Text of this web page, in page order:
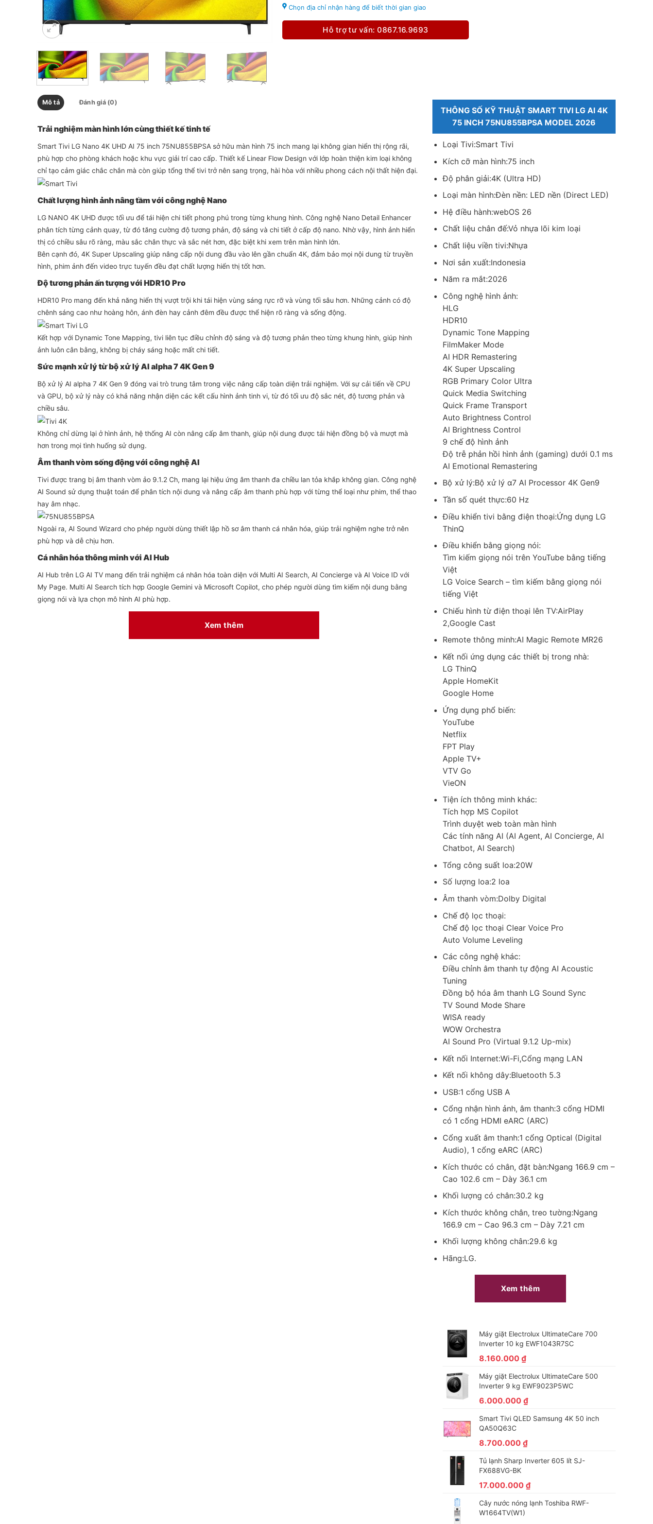
Chọn địa chỉ nhận hàng để biết thời gian giao
Hỗ trợ tư vấn: 0867.16.9693
Mô tả Đánh giá (0)
Trải nghiệm màn hình lớn cùng thiết kế tinh tế
Smart Tivi LG Nano 4K UHD AI 75 inch 75NU855BPSA sở hữu màn hình 75 inch mang lại không gian hiển thị rộng rãi,
phù hợp cho phòng khách hoặc khu vực giải trí cao cấp. Thiết kế Linear Flow Design với lớp hoàn thiện kim loại không
chỉ tạo cảm giác chắc chắn mà còn giúp tổng thể tivi trở nên sang trọng, hài hòa với nhiều phong cách nội thất hiện đại.
Chất lượng hình ảnh nâng tầm với công nghệ Nano
LG NANO 4K UHD được tối ưu để tái hiện chi tiết phong phú trong từng khung hình. Công nghệ Nano Detail Enhancer
phân tích từng cảnh quay, từ đó tăng cường độ tương phản, độ sáng và chi tiết ở cấp độ nano. Nhờ vậy, hình ảnh hiển
thị có chiều sâu rõ ràng, màu sắc chân thực và sắc nét hơn, đặc biệt khi xem trên màn hình lớn.
Bên cạnh đó, 4K Super Upscaling giúp nâng cấp nội dung đầu vào lên gần chuẩn 4K, đảm bảo mọi nội dung từ truyền
hình, phim ảnh đến video trực tuyến đều đạt chất lượng hiển thị tốt hơn.
Độ tương phản ấn tượng với HDR10 Pro
HDR10 Pro mang đến khả năng hiển thị vượt trội khi tái hiện vùng sáng rực rỡ và vùng tối sâu hơn. Những cảnh có độ
chênh sáng cao như hoàng hôn, ánh đèn hay cảnh đêm đều được thể hiện rõ ràng và sống động.
Kết hợp với Dynamic Tone Mapping, tivi liên tục điều chỉnh độ sáng và độ tương phản theo từng khung hình, giúp hình
ảnh luôn cân bằng, không bị cháy sáng hoặc mất chi tiết.
Sức mạnh xử lý từ bộ xử lý AI alpha 7 4K Gen 9
Bộ xử lý AI alpha 7 4K Gen 9 đóng vai trò trung tâm trong việc nâng cấp toàn diện trải nghiệm. Với sự cải tiến về CPU
và GPU, bộ xử lý này có khả năng nhận diện các kết cấu hình ảnh tinh vi, từ đó tối ưu độ sắc nét, độ tương phản và
chiều sâu.
Không chỉ dừng lại ở hình ảnh, hệ thống AI còn nâng cấp âm thanh, giúp nội dung được tái hiện đồng bộ và mượt mà
hơn trong mọi tình huống sử dụng.
Âm thanh vòm sống động với công nghệ AI
Tivi được trang bị âm thanh vòm ảo 9.1.2 Ch, mang lại hiệu ứng âm thanh đa chiều lan tỏa khắp không gian. Công nghệ
AI Sound sử dụng thuật toán để phân tích nội dung và nâng cấp âm thanh phù hợp với từng thể loại như phim, thể thao
hay âm nhạc.
Ngoài ra, AI Sound Wizard cho phép người dùng thiết lập hồ sơ âm thanh cá nhân hóa, giúp trải nghiệm nghe trở nên
phù hợp và dễ chịu hơn.
Cá nhân hóa thông minh với AI Hub
AI Hub trên LG AI TV mang đến trải nghiệm cá nhân hóa toàn diện với Multi AI Search, AI Concierge và AI Voice ID với
My Page. Multi AI Search tích hợp Google Gemini và Microsoft Copilot, cho phép người dùng tìm kiếm nội dung bằng
giọng nói và lựa chọn mô hình AI phù hợp.
AI Picture Wizard và AI Sound Wizard học hỏi thói quen sử dụng để thiết lập hình ảnh và âm thanh theo sở thích riêng,
giúp mỗi người dùng có trải nghiệm khác biệt và tối ưu hơn.
Hệ điều hành webOS và bảo mật toàn diện
Xem thêm
THÔNG SỐ KỸ THUẬT SMART TIVI LG AI 4K
75 INCH 75NU855BPSA MODEL 2026
Loại Tivi:Smart Tivi
Kích cỡ màn hình:75 inch
Độ phân giải:4K (Ultra HD)
Loại màn hình:Đèn nền: LED nền (Direct LED)
Hệ điều hành:webOS 26
Chất liệu chân đế:Vỏ nhựa lõi kim loại
Chất liệu viền tivi:Nhựa
Nơi sản xuất:Indonesia
Năm ra mắt:2026
Công nghệ hình ảnh:
HLG
HDR10
Dynamic Tone Mapping
FilmMaker Mode
AI HDR Remastering
4K Super Upscaling
RGB Primary Color Ultra
Quick Media Switching
Quick Frame Transport
Auto Brightness Control
AI Brightness Control
9 chế độ hình ảnh
Độ trễ phản hồi hình ảnh (gaming) dưới 0.1 ms
AI Emotional Remastering
Bộ xử lý:Bộ xử lý α7 AI Processor 4K Gen9
Tần số quét thực:60 Hz
Điều khiển tivi bằng điện thoại:Ứng dụng LG
ThinQ
Điều khiển bằng giọng nói:
Tìm kiếm giọng nói trên YouTube bằng tiếng
Việt
LG Voice Search – tìm kiếm bằng giọng nói
tiếng Việt
Chiếu hình từ điện thoại lên TV:AirPlay
2,Google Cast
Remote thông minh:AI Magic Remote MR26
Kết nối ứng dụng các thiết bị trong nhà:
LG ThinQ
Apple HomeKit
Google Home
Ứng dụng phổ biến:
YouTube
Netflix
FPT Play
Apple TV+
VTV Go
VieON
Tiện ích thông minh khác:
Tích hợp MS Copilot
Trình duyệt web toàn màn hình
Các tính năng AI (AI Agent, AI Concierge, AI
Chatbot, AI Search)
Tổng công suất loa:20W
Số lượng loa:2 loa
Âm thanh vòm:Dolby Digital
Chế độ lọc thoại:
Chế độ lọc thoại Clear Voice Pro
Auto Volume Leveling
Các công nghệ khác:
Điều chỉnh âm thanh tự động AI Acoustic
Tuning
Đồng bộ hóa âm thanh LG Sound Sync
TV Sound Mode Share
WISA ready
WOW Orchestra
AI Sound Pro (Virtual 9.1.2 Up-mix)
Kết nối Internet:Wi-Fi,Cổng mạng LAN
Kết nối không dây:Bluetooth 5.3
USB:1 cổng USB A
Cổng nhận hình ảnh, âm thanh:3 cổng HDMI
có 1 cổng HDMI eARC (ARC)
Cổng xuất âm thanh:1 cổng Optical (Digital
Audio), 1 cổng eARC (ARC)
Kích thước có chân, đặt bàn:Ngang 166.9 cm –
Cao 102.6 cm – Dày 36.1 cm
Khối lượng có chân:30.2 kg
Kích thước không chân, treo tường:Ngang
166.9 cm – Cao 96.3 cm – Dày 7.21 cm
Khối lượng không chân:29.6 kg
Hãng:LG.
Xem thêm
Máy giặt Electrolux UltimateCare 700
Inverter 10 kg EWF1043R7SC
8.160.000₫
Máy giặt Electrolux UltimateCare 500
Inverter 9 kg EWF9023P5WC
6.000.000₫
Smart Tivi QLED Samsung 4K 50 inch
QA50Q63C
8.700.000₫
Tủ lạnh Sharp Inverter 605 lít SJ-
FX688VG-BK
17.000.000₫
Cây nước nóng lạnh Toshiba RWF-
W1664TV(W1)